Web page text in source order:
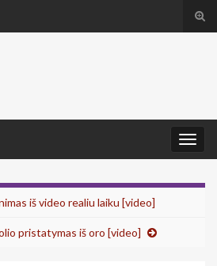
iš video realiu laiku [video]
pristatymas iš oro [video]